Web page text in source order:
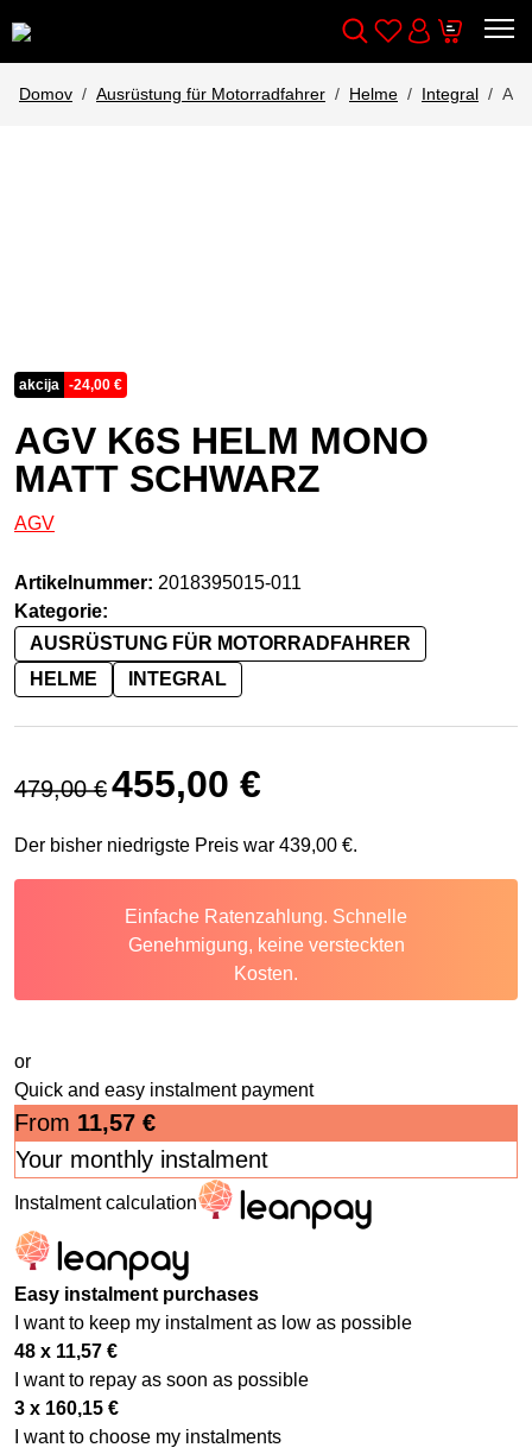
Wishlist
Cart
Domov Ausrüstung für Motorradfahrer Helme Integral
akcija -24,00 €
AGV K6S HELM MONO
MATT SCHWARZ
AGV
Artikelnummer: 2018395015-011
Kategorie:
AUSRÜSTUNG FÜR MOTORRADFAHRER
HELME
INTEGRAL
479,00€
Ursprünglicher Preis war: 479,00 €
455,00 €
Der bisher niedrigste Preis war 439,00 €.
Einfache Ratenzahlung. Schnelle
Genehmigung, keine versteckten
Kosten.
or
Quick and easy instalment payment
From 11,57 €
Your monthly instalment
Instalment calculation
Easy instalment purchases
I want to keep my instalment as low as possible
48 x 11,57 €
I want to repay as soon as possible
3 x 160,15 €
I want to choose my instalments